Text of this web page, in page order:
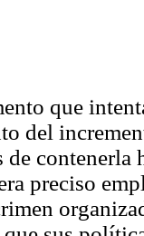
que
del
contenerla
preciso